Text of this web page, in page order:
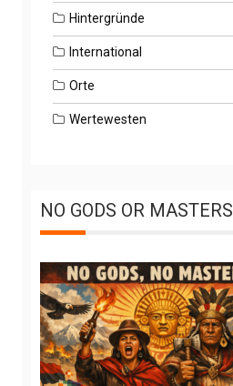
Hintergründe
International
Orte
Wertewesten
NO GODS OR MASTERS